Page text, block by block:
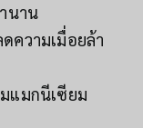
นาน
ความเมื่อยล้า
แมกนีเซียม